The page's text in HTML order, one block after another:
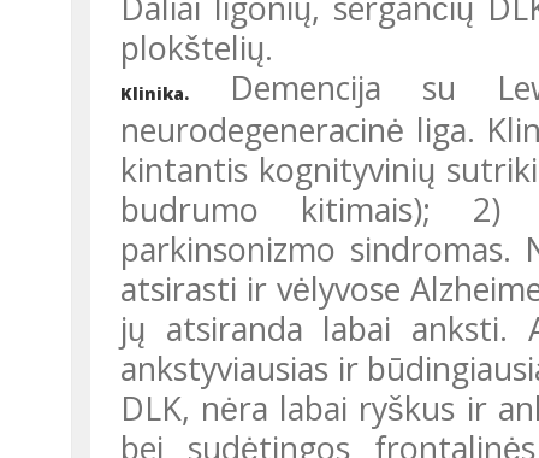
plokštelių.
Klinika.
Demencija su
neurodegeneracinė liga.
kintantis kognityvinių
budrumo kitimais); 2)
parkinsonizmo
atsirasti ir vėlyvose
jų atsiranda labai anksti.
ankstyviausias ir
DLK, nėra labai ryškus ir
bei sudėtingos